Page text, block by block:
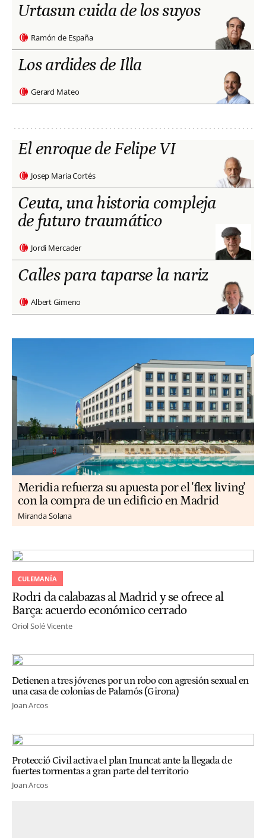
Urtasun cuida de los suyos
Ramón de España
Los ardides de Illa
Gerard Mateo
El enroque de Felipe VI
Josep Maria Cortés
Ceuta, una historia compleja
de futuro traumático
Jordi Mercader
Calles para taparse la nariz
Albert Gimeno
Meridia refuerza su apuesta por el 'flex living'
con la compra de un edificio en Madrid
Miranda Solana
CULEMANÍA
Rodri da calabazas al Madrid y se ofrece al
Barça: acuerdo económico cerrado
Oriol Solé Vicente
Detienen a tres jóvenes por un robo con agresión sexual en
una casa de colonias de Palamós (Girona)
Joan Arcos
Protecció Civil activa el plan Inuncat ante la llegada de
fuertes tormentas a gran parte del territorio
Joan Arcos